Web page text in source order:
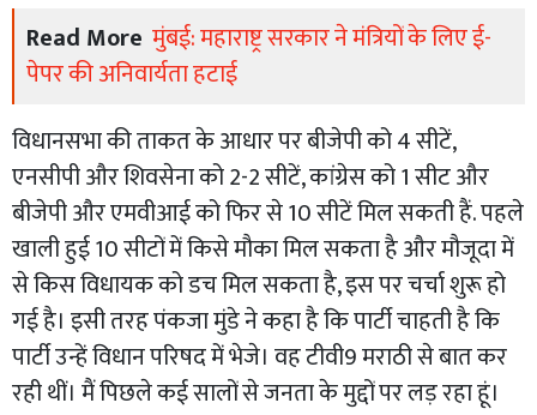
Read More मुंबई: महाराष्ट्र सरकार ने मंत्रियों के लिए ई-
पेपर की अनिवार्यता हटाई
विधानसभा की ताकत के आधार पर बीजेपी को 4 सीटें,
एनसीपी और शिवसेना को 2-2 सीटें, कांग्रेस को 1 सीट और
बीजेपी और एमवीआई को फिर से 10 सीटें मिल सकती हैं. पहले
खाली हुई 10 सीटों में किसे मौका मिल सकता है और मौजूदा में
से किस विधायक को डच मिल सकता है, इस पर चर्चा शुरू हो
गई है। इसी तरह पंकजा मुंडे ने कहा है कि पार्टी चाहती है कि
पार्टी उन्हें विधान परिषद में भेजे। वह टीवी9 मराठी से बात कर
रही थीं। मैं पिछले कई सालों से जनता के मुद्दों पर लड़ रहा हूं।